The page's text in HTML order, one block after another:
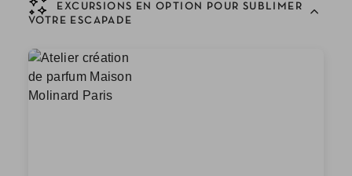
EXCURSIONS EN OPTION POUR SUBLIMER
VOTRE ESCAPADE